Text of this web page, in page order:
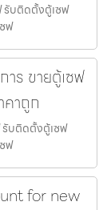
รับติดตั้งตู้เซฟ
ฟ
าร ขายตู้เซฟ
าถูก
รับติดตั้งตู้เซฟ
ฟ
for new